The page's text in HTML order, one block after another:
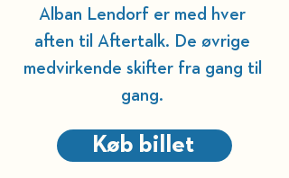
Alban Lendorf er med hver
aften til Aftertalk. De øvrige
medvirkende skifter fra gang til
gang.
Køb billet